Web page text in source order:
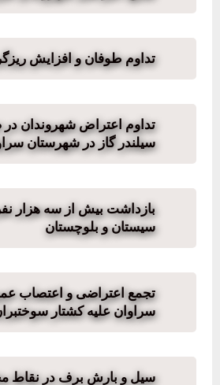
تداوم طوفان و افزایش
تداوم اعتراض شهروندان
سیلندر گاز در شهرستان
بازداشت بیش از سه هزار
سیستان و بلوچستان
تجمع اعتراضی و اعتصاب
سراوان علیه کشتار
سیل و بارش برف در نقاط